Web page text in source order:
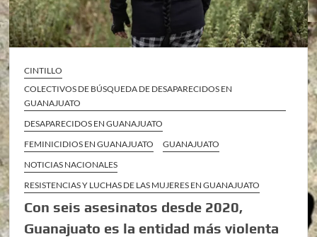
CINTILLO
COLECTIVOS DE BÚSQUEDA DE DESAPARECIDOS EN
GUANAJUATO
DESAPARECIDOS EN GUANAJUATO
FEMINICIDIOS EN GUANAJUATO
GUANAJUATO
NOTICIAS NACIONALES
RESISTENCIAS Y LUCHAS DE LAS MUJERES EN GUANAJUATO
Con seis asesinatos desde 2020,
Guanajuato es la entidad más violenta